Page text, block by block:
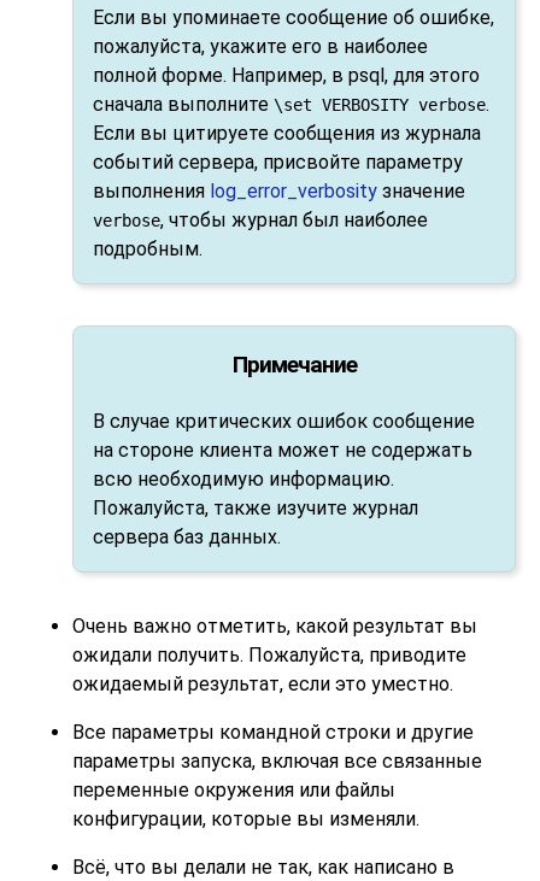
Если вы упоминаете сообщение об ошибке,
пожалуйста, укажите его в наиболее
полной форме. Например, в psql , для этого
сначала выполните \set VERBOSITY verbose.
Если вы цитируете сообщения из журнала
событий сервера, присвойте параметру
выполнения log_error_verbosity значение
verbose, чтобы журнал был наиболее
подробным.
Примечание
В случае критических ошибок сообщение
на стороне клиента может не содержать
всю необходимую информацию.
Пожалуйста, также изучите журнал
сервера баз данных.
Очень важно отметить, какой результат вы
ожидали получить. Пожалуйста, приводите
ожидаемый результат, если это уместно.
Все параметры командной строки и другие
параметры запуска, включая все связанные
переменные окружения или файлы
конфигурации, которые вы изменяли.
Всё, что вы делали не так, как написано в